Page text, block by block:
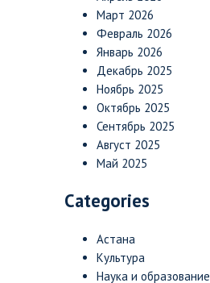
Март 2026
Февраль 2026
Январь 2026
Декабрь 2025
Ноябрь 2025
Октябрь 2025
Сентябрь 2025
Август 2025
Май 2025
Categories
Астана
Культура
Наука и образование